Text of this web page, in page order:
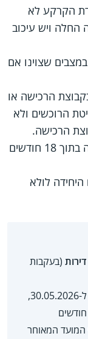
הקרקע לא
החלה ויש עיכוב
שצוינו אם
הרכישה או
הרוכשים ולא
הרכישה.
הם ימכרו את הדירה בקבוצת הרכישה בתוך 18 חודשים
לולא
(בעקבות
אם בניית הדירה הושלמה בין 28.08.2024 ל-30.05.2026,
רוכשי הדירה יצטרכו למכור אותה בתוך 21 חודשים
או עד 31.08.2026 - לפי המועד המאוחר